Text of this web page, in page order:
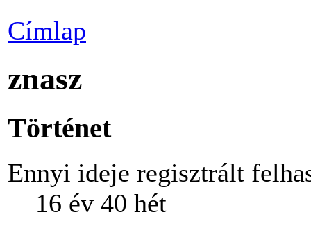
Címlap
znasz
Történet
Ennyi ideje regisztrált
16 év 40 hét